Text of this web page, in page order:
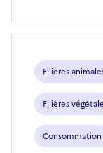
Filières
Filières
Consommation